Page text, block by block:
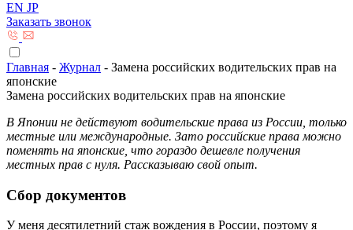
EN JP
Заказать звонок
Главная - Журнал - Замена российских водительских прав на
японские
Замена российских водительских прав на японские
В Японии не действуют водительские права из России, только
местные или международные. Зато российские права можно
поменять на японские, что гораздо дешевле получения
местных прав с нуля. Рассказываю свой опыт.
Сбор документов
У меня десятилетний стаж вождения в России, поэтому я